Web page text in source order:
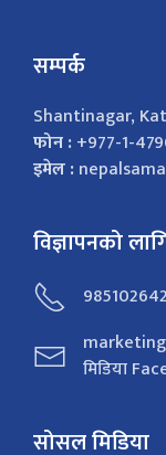
सम्पर्क
Shantinagar,
फोन :+977-1-
इमेल :
विज्ञापनको
मिडिया
सोसल मिडिया